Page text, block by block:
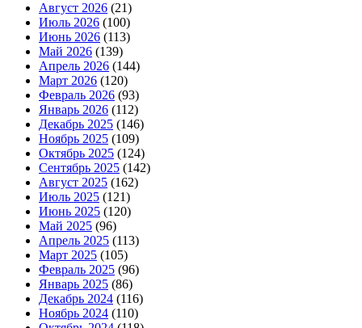
Август 2026 (21)
Июль 2026 (100)
Июнь 2026 (113)
Май 2026 (139)
Апрель 2026 (144)
Март 2026 (120)
Февраль 2026 (93)
Январь 2026 (112)
Декабрь 2025 (146)
Ноябрь 2025 (109)
Октябрь 2025 (124)
Сентябрь 2025 (142)
Август 2025 (162)
Июль 2025 (121)
Июнь 2025 (120)
Май 2025 (96)
Апрель 2025 (113)
Март 2025 (105)
Февраль 2025 (96)
Январь 2025 (86)
Декабрь 2024 (116)
Ноябрь 2024 (110)